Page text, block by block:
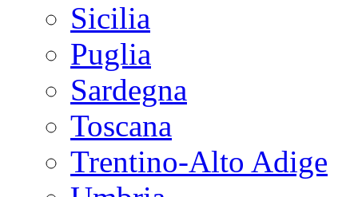
Sicilia
Puglia
Sardegna
Toscana
Trentino-Alto Adige